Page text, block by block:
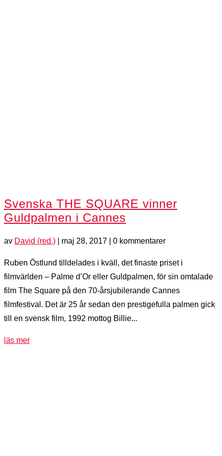
Svenska THE SQUARE vinner
Guldpalmen i Cannes
av David (red.) maj 28, 2017 | 0 kommentarer
Ruben Östlund tilldelades i kväll, det finaste priset i
filmvärlden – Palme d’Or eller Guldpalmen, för sin omtalade
film The Square på den 70-årsjubilerande Cannes
filmfestival. Det är 25 år sedan den prestigefulla palmen gick
till en svensk film, 1992 mottog Billie...
läs mer